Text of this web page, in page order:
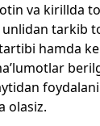
va kirillda
tarkib
tartibi hamda
olasiz.